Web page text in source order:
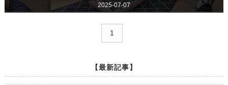
2025-07-07
1
【最新記事】